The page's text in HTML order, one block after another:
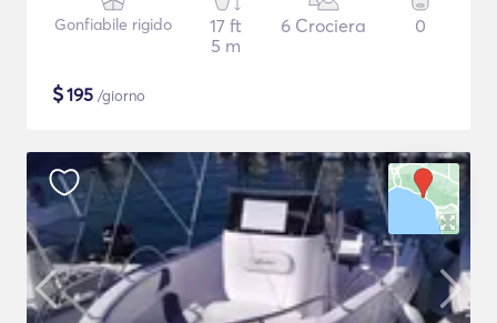
Gonfiabile rigido
17 ft
5 m
6 Crociera 0
$195 /giorno